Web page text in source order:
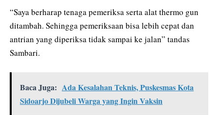
“Saya berharap tenaga pemeriksa serta alat thermo gun
ditambah. Sehingga pemeriksaan bisa lebih cepat dan
antrian yang diperiksa tidak sampai ke jalan” tandas
Sambari.
Baca Juga: Ada Kesalahan Teknis, Puskesmas Kota
Sidoarjo Dijubeli Warga yang Ingin Vaksin